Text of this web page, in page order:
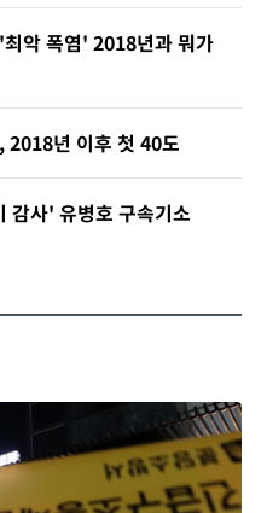
악 폭염' 2018년과 뭐가
년 이후 첫 40도
감사' 유병호 구속기소